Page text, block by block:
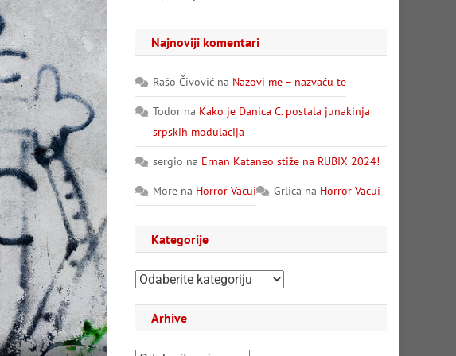
Najnoviji komentari
Rašo Čivović na Nazovi me – nazvaću te
Todor na Kako je Danica C. postala junakinja
srpskih modulacija
sergio na Ernan Kataneo stiže na RUBIX 2024!
More na Horror Vacui Grlica na Horror Vacui
Kategorije
Kategorije
Arhive